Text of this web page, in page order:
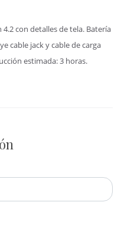
con detalles de tela. Batería
cable jack y cable de carga
estimada: 3 horas.